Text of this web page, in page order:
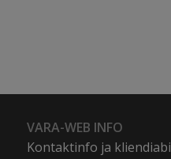
VARA-WEB INFO
Kontaktinfo ja kliendiabi